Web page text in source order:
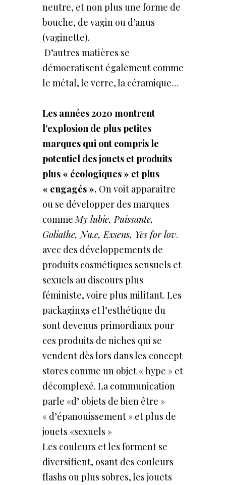
neutre, et non plus une forme de
bouche, de vagin ou d’anus
(vaginette).
D’autres matières se
démocratisent également comme
le métal, le verre, la céramique…
Les années 2020 montrent
l’explosion de plus petites
marques qui ont compris le
potentiel des jouets et produits
plus « écologiques » et plus
« engagés ». On voit apparaître
ou se développer des marques
comme My lubie, Puissante,
Goliathe, Nu.e, Exsens, Yes for lov.
avec des développements de
produits cosmétiques sensuels et
sexuels au discours plus
féministe, voire plus militant. Les
packagings et l’esthétique du
sont devenus primordiaux pour
ces produits de niches qui se
vendent dès lors dans les concept
stores comme un objet « hype » et
décomplexé. La communication
parle «d’ objets de bien être »
« d’épanouissement » et plus de
jouets «sexuels »
Les couleurs et les forment se
diversifient, osant des couleurs
flashs ou plus sobres, les jouets